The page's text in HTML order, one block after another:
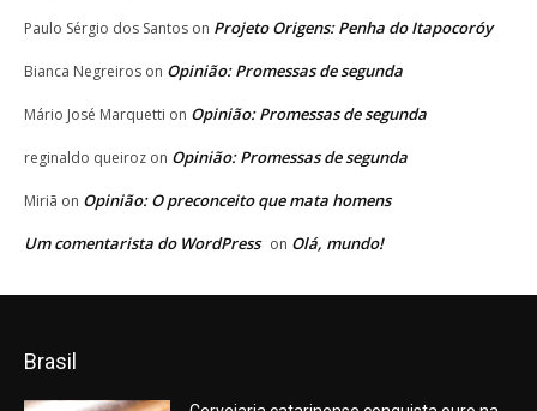
Paulo Sérgio dos Santos on Projeto Origens: Penha do Itapocoróy
Bianca Negreiros on Opinião: Promessas de segunda
Mário José Marquetti on Opinião: Promessas de segunda
reginaldo queiroz on Opinião: Promessas de segunda
Miriã on Opinião: O preconceito que mata homens
Um comentarista do WordPress on Olá, mundo!
Brasil